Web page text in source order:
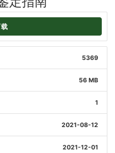
5369
56 MB
1
2021-08-12
2021-12-01